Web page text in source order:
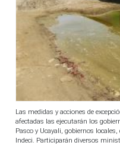
Las medidas y acciones de
afectadas las ejecutarán los
Pasco y Ucayali, gobiernos
Indeci. Participarán diversos